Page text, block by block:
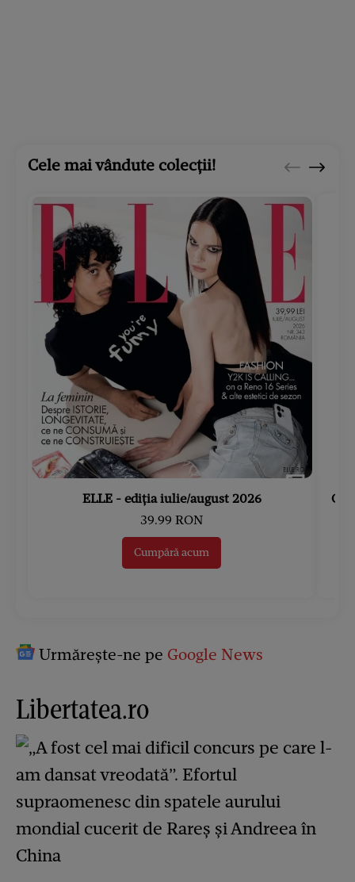
Cele mai vândute colecții!
ELLE - ediția iulie/august 2026
39.99 RON
Cumpără acum
Urmărește-ne pe Google News
Libertatea.ro